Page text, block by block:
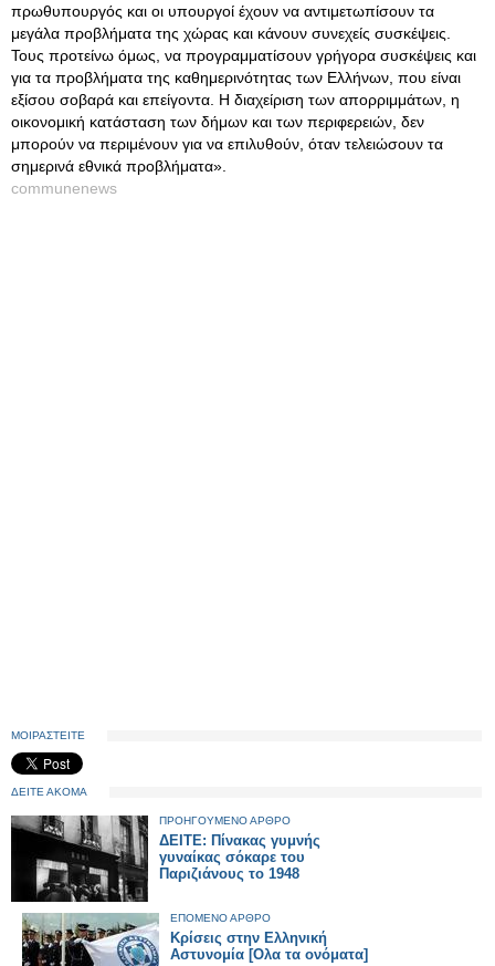
πρωθυπουργός και οι υπουργοί έχουν να αντιμετωπίσουν τα
μεγάλα προβλήματα της χώρας και κάνουν συνεχείς συσκέψεις.
Τους προτείνω όμως, να προγραμματίσουν γρήγορα συσκέψεις και
για τα προβλήματα της καθημερινότητας των Ελλήνων, που είναι
εξίσου σοβαρά και επείγοντα. Η διαχείριση των απορριμμάτων, η
οικονομική κατάσταση των δήμων και των περιφερειών, δεν
μπορούν να περιμένουν για να επιλυθούν, όταν τελειώσουν τα
σημερινά εθνικά προβλήματα».
communenews
ΜΟΙΡΑΣΤΕΙΤΕ
ΔΕΙΤΕ ΑΚΟΜΑ
ΠΡΟΗΓΟΥΜΕΝΟ ΑΡΘΡΟ
ΔΕΙΤΕ: Πίνακας γυμνής
γυναίκας σόκαρε του
Παριζιάνους το 1948
ΕΠΟΜΕΝΟ ΑΡΘΡΟ
Κρίσεις στην Ελληνική
Αστυνομία [Ολα τα ονόματα]